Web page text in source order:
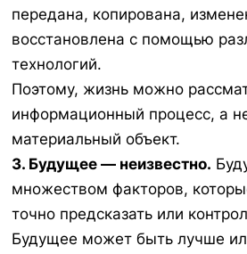
передана, копирована,
восстановлена с помощью
технологий.
Поэтому, жизнь можно
информационный процесс, а
материальный объект.
3. Будущее — неизвестно.
множеством факторов,
точно предсказать или
Будущее может быть лучше